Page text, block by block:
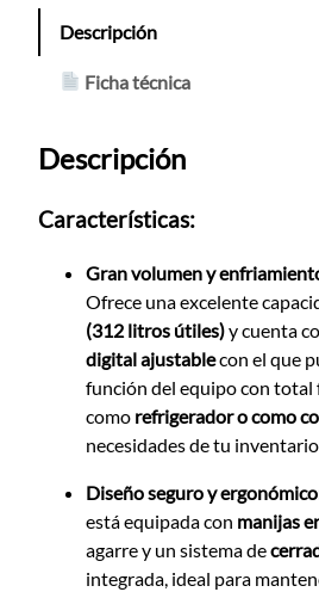
Descripción
Ficha técnica
Descripción
Características:
Gran volumen y
Ofrece una excelente
(312 litros útiles)y cuenta
digital ajustablecon el que
función del equipo con
como refrigerador o como
necesidades de tu
Diseño seguro y
está equipada con manijas
agarre y un sistema de
integrada, ideal para